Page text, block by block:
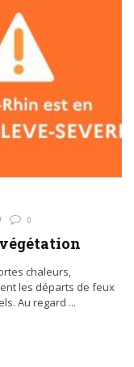
0
chaleurs,
les départs de feux
Au regard ...